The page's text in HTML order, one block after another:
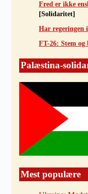
Fred er ikke
[Solidaritet]
Har regeringen
FT-26: Stem og
Palæstina-
Mest populære